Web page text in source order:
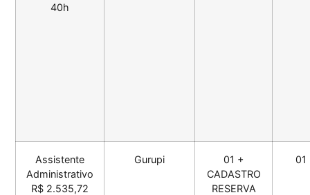
40h
Assistente
Administrativo
R$ 2.535,72
Gurupi
01 +
CADASTRO
RESERVA
01